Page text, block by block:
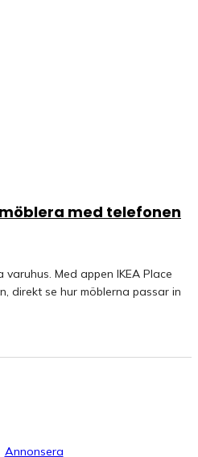
med telefonen
Med appen IKEA Place
direkt se hur möblerna passar in
Annonsera